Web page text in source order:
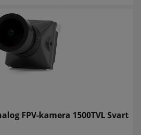
FPV-kamera 1500TVL Svart